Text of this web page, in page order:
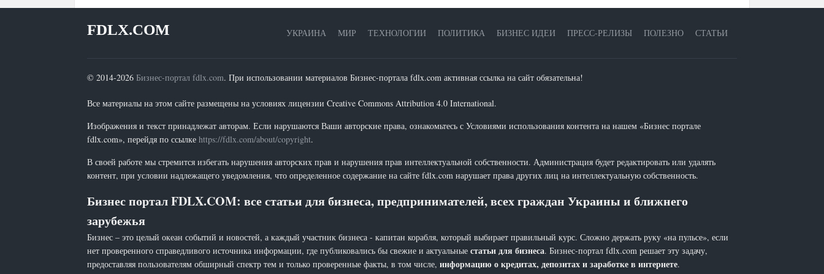
УКРАИНА МИР ТЕХНОЛОГИИ ПОЛИТИКА БИЗНЕС ИДЕИ ПРЕСС-РЕЛИЗЫ ПОЛЕЗНО СТАТЬИ
FDLX.COM
© 2014-2026 Бизнес-портал fdlx.com. При использовании материалов Бизнес-портала fdlx.com активная ссылка на сайт обязательна!
Все материалы на этом сайте размещены на условиях лицензии Creative Commons Attribution 4.0 International.
Изображения и текст принадлежат авторам. Если нарушаются Ваши авторские права, ознакомьтесь с Условиями использования контента на нашем «Бизнес портале
fdlx.com», перейдя по ссылке https://fdlx.com/about/copyright.
В своей работе мы стремится избегать нарушения авторских прав и нарушения прав интеллектуальной собственности. Администрация будет редактировать или удалять
контент, при условии надлежащего уведомления, что определенное содержание на сайте fdlx.com нарушает права других лиц на интеллектуальную собственность.
Бизнес портал FDLX.COM: все статьи для бизнеса, предпринимателей, всех граждан Украины и ближнего
зарубежья
Бизнес – это целый океан событий и новостей, а каждый участник бизнеса - капитан корабля, который выбирает правильный курс. Сложно держать руку «на пульсе», если
нет проверенного справедливого источника информации, где публиковались бы свежие и актуальные статьи для бизнеса. Бизнес-портал fdlx.com решает эту задачу,
предоставляя пользователям обширный спектр тем и только проверенные факты, в том числе, информацию о кредитах, депозитах и заработке в интернете.